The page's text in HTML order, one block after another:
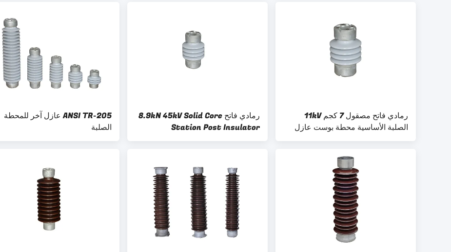
ANSI TR-205 عازل آخر للمحطة
الصلبة
رمادي فاتح 8.9kN 45kV Solid Core
Station Post Insulator
رمادي فاتح مصقول 7 كجم 11kV
الصلبة الأساسية محطة بوست عازل